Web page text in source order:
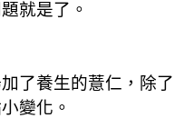
就是了。
了養生的薏仁，除了
變化。